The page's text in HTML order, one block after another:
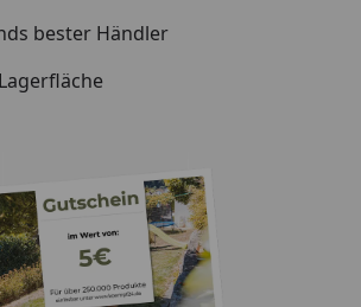
bester Händler